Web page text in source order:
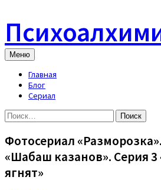
content
Меню
Главная
Блог
Сериал
Найти:
Фотосериал
«Шабаш казанов». Серия
ягнят»